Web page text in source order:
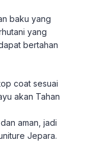
baku yang
yang
bertahan
coat sesuai
akan Tahan
aman, jadi
Jepara.